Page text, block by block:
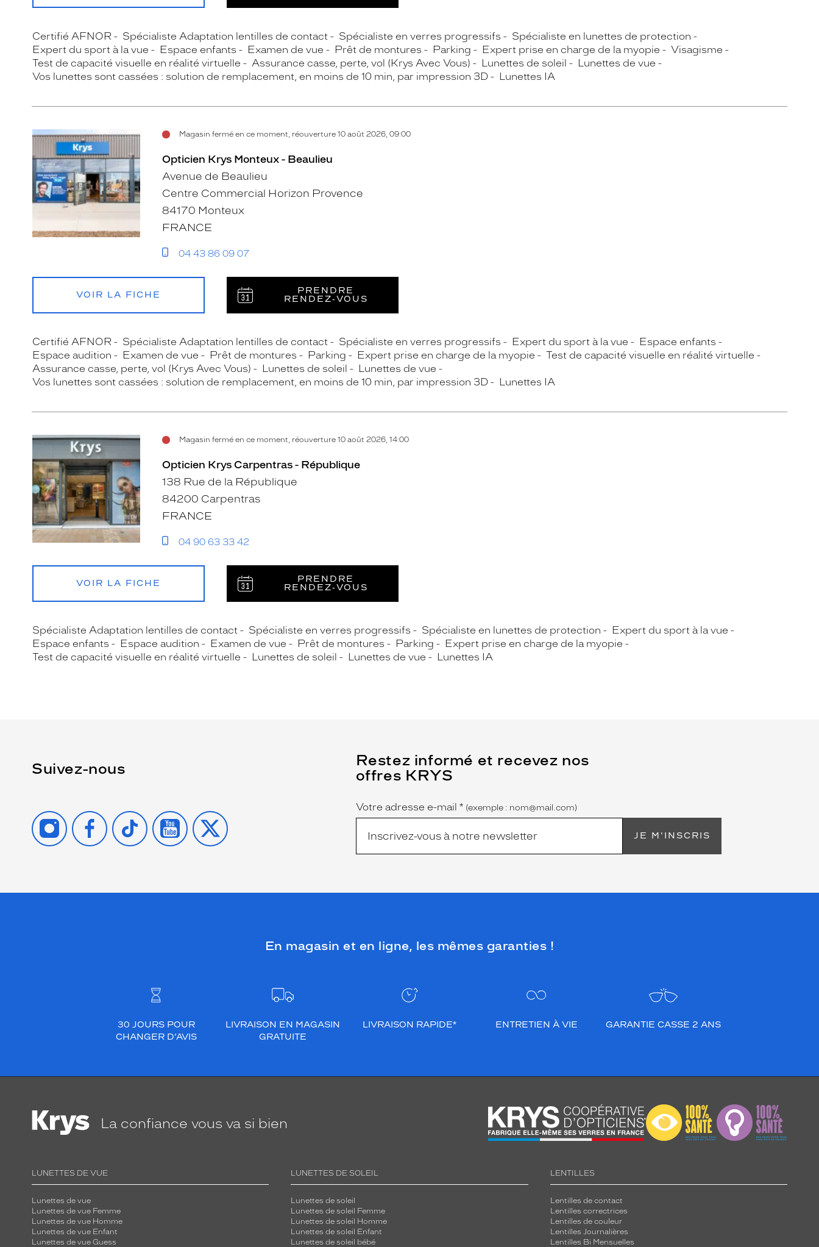
Certifié AFNOR Spécialiste Adaptation lentilles de contact Spécialiste en verres progressifs
Spécialiste en lunettes de protection
Expert du sport à la vue
Espace enfants Examen de vue Prêt de montures Parking Expert prise en charge de la myopie
Visagisme
Test de capacité visuelle en réalité virtuelle
Assurance casse, perte, vol (Krys Avec Vous) Lunettes de soleil
Lunettes de vue
Vos lunettes sont cassées : solution de remplacement, en moins de 10 min, par impression 3D
Lunettes IA
Magasin fermé en ce moment, réouverture 10 août 2026, 09:00
Opticien Krys Monteux - Beaulieu
Avenue de Beaulieu
Centre Commercial Horizon Provence
84170 Monteux
FRANCE
04 43 86 09 07
VOIR LA FICHE
PRENDRE
RENDEZ‑VOUS
Certifié AFNOR Spécialiste Adaptation lentilles de contact Spécialiste en verres progressifs Expert du sport à la vue
Espace enfants
Espace audition
Examen de vue Prêt de montures Parking Expert prise en charge de la myopie
Test de capacité visuelle en réalité virtuelle
Assurance casse, perte, vol (Krys Avec Vous)
Lunettes de soleil
Lunettes de vue
Vos lunettes sont cassées : solution de remplacement, en moins de 10 min, par impression 3D
Lunettes IA
Magasin fermé en ce moment, réouverture 10 août 2026, 14:00
Opticien Krys Carpentras - République
138 Rue de la République
84200 Carpentras
FRANCE
04 90 63 33 42
VOIR LA FICHE
PRENDRE
RENDEZ‑VOUS
Spécialiste Adaptation lentilles de contact Spécialiste en verres progressifs Spécialiste en lunettes de protection
Expert du sport à la vue
Espace enfants
Espace audition Examen de vue Prêt de montures Parking
Expert prise en charge de la myopie
Test de capacité visuelle en réalité virtuelle
Lunettes de soleil Lunettes de vue Lunettes IA
Suivez-nous
INSTAGRAMFACEBOOK
TIKTOK YOUTUBE
X
Restez informé et recevez nos
offres KRYS
Name
Votre adresse e-mail *
(Ce
champ
est
obligatoire)
(exemple : nom@mail.com)
JE M'INSCRIS
En magasin et en ligne, les mêmes garanties !
30 JOURS POUR
CHANGER D’AVIS
LIVRAISON EN MAGASIN
GRATUITE
LIVRAISON RAPIDE* ENTRETIEN À VIE GARANTIE CASSE 2 ANS
La confiance vous va si bien
LUNETTES DE VUE
Lunettes de vue
Lunettes de vue Femme
Lunettes de vue Homme
Lunettes de vue Enfant
Lunettes de vue Guess
LUNETTES DE SOLEIL
Lunettes de soleil
Lunettes de soleil Femme
Lunettes de soleil Homme
Lunettes de soleil Enfant
Lunettes de soleil bébé
LENTILLES
Lentilles de contact
Lentilles correctrices
Lentilles de couleur
Lentilles Journalières
Lentilles Bi Mensuelles